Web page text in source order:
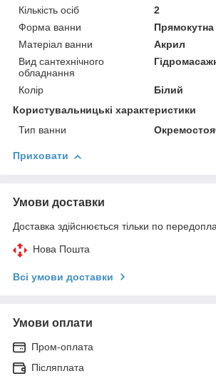
Кількість осіб
2
Форма ванни
Прямокутна
Матеріал ванни
Акрил
Вид сантехнічного
обладнання
Колір
Білий
Користувальницькі характеристики
Тип ванни
Приховати
Умови доставки
Доставка здійснюється тільки по
Нова Пошта
Всі умови доставки
Умови оплати
Пром-оплата
Післяплата